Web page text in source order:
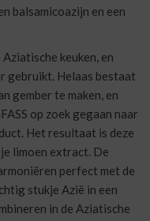
balsamicoazijn en een
keuken, en
gebruikt. Helaas bestaat
gember te maken, en
op zoek gegaan naar
Het resultaat is deze
limoen extract. De
perfect met de
stukje Azië in een
in de Aziatische